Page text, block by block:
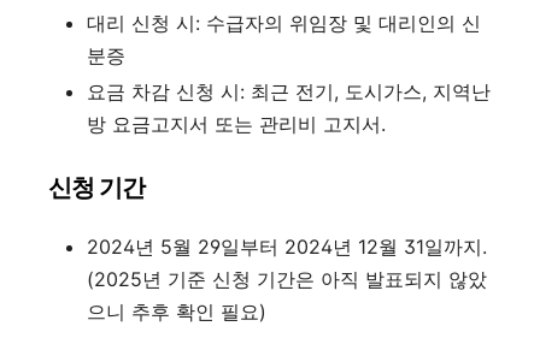
대리 신청 시: 수급자의 위임장 및 대리인의 신
분증
요금 차감 신청 시: 최근 전기, 도시가스, 지역난
방 요금고지서 또는 관리비 고지서.
신청 기간
2024년 5월 29일부터 2024년 12월 31일까지.
(2025년 기준 신청 기간은 아직 발표되지 않았
으니 추후 확인 필요)